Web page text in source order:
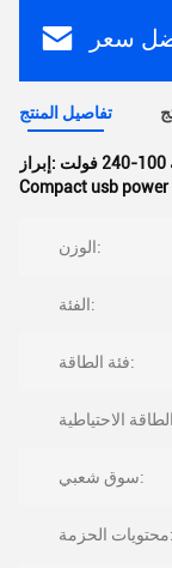
سعر
تفاصيل المنتج
إبراز:
Compact usb
الوزن:
الفئة:
فئة الطاقة:
سوق شعبي:
محتويات الحزمة: